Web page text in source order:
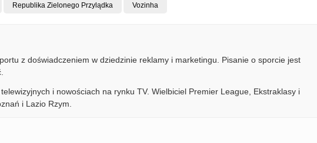
Republika Zielonego Przylądka Vozinha
z doświadczeniem w dziedzinie reklamy i marketingu. Pisanie o sporcie jest
i nowościach na rynku TV. Wielbiciel Premier League, Ekstraklasy i
i Lazio Rzym.